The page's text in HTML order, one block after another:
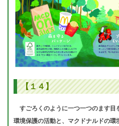
【１４】
すごろくのように一つ一つのます目
環境保護の活動と、マクドナルドの